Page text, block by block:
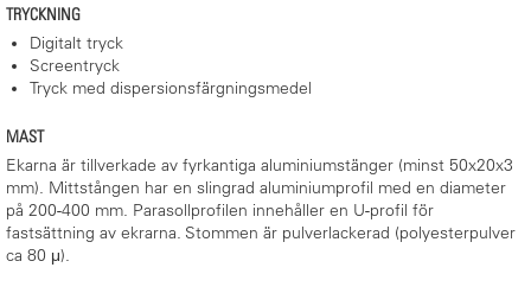
TRYCKNING
Digitalt tryck
Screentryck
Tryck med dispersionsfärgningsmedel
MAST
Ekarna är tillverkade av fyrkantiga aluminiumstänger (minst 50x20x3
mm). Mittstången har en slingrad aluminiumprofil med en diameter
på 200-400 mm. Parasollprofilen innehåller en U-profil för
fastsättning av ekrarna. Stommen är pulverlackerad (polyesterpulver
ca 80 μ).